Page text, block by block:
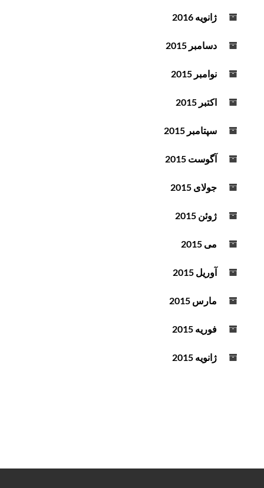
ژانویه 2016
دسامبر 2015
نوامبر 2015
اکتبر 2015
سپتامبر 2015
آگوست 2015
جولای 2015
ژوئن 2015
می 2015
آوریل 2015
مارس 2015
فوریه 2015
ژانویه 2015